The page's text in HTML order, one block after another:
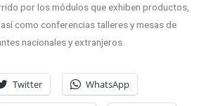
por los módulos que exhiben productos,
como conferencias talleres y mesas de
nacionales y extranjeros.
Twitter WhatsApp